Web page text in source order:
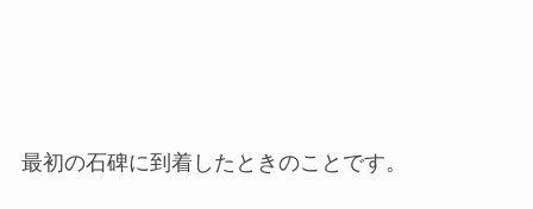
最初の石碑に到着したときのことです。